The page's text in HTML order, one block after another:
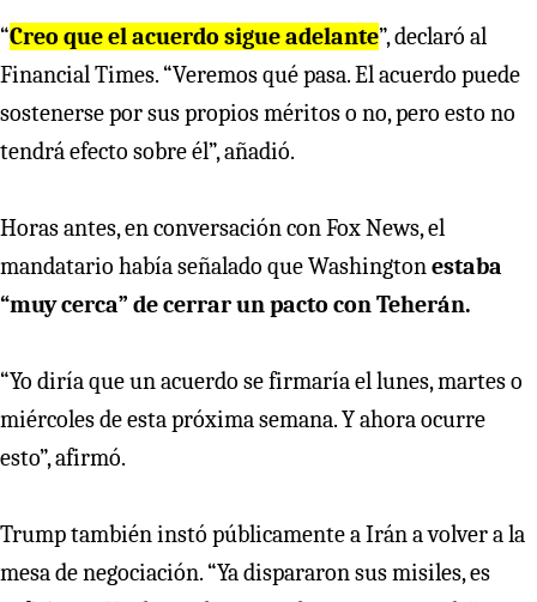
“Creo que el acuerdo sigue adelante”, declaró al
Financial Times. “Veremos qué pasa. El acuerdo puede
sostenerse por sus propios méritos o no, pero esto no
tendrá efecto sobre él”, añadió.
Horas antes, en conversación con Fox News, el
mandatario había señalado que Washingtonestaba
“muy cerca” de cerrar un pacto con Teherán.
“Yo diría que un acuerdo se firmaría el lunes, martes o
miércoles de esta próxima semana. Y ahora ocurre
esto”, afirmó.
Trump también instó públicamente a Irán a volver a la
mesa de negociación. “Ya dispararon sus misiles, es